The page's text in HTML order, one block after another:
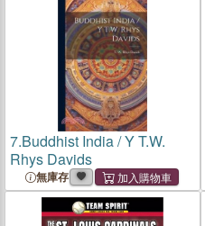
7.Buddhist India / Y T.W.
Rhys Davids
無庫存